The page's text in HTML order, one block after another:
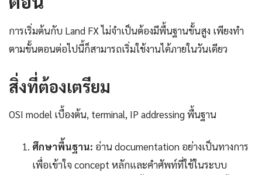
การเริ่มต้นกับ Land FX ไม่จำเป็นต้องมีพื้นฐานขั้นสูง เพียงทำ
ตามขั้นตอนต่อไปนี้ก็สามารถเริ่มใช้งานได้ภายในวันเดียว
สิ่งที่ต้องเตรียม
OSI model เบื้องต้น, terminal, IP addressing พื้นฐาน
ศึกษาพื้นฐาน: อ่าน documentation อย่างเป็นทางการ
เพื่อเข้าใจ concept หลักและคำศัพท์ที่ใช้ในระบบ